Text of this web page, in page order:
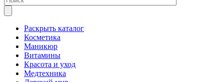
Раскрыть каталог
Косметика
Маникюр
Витамины
Красота и уход
Медтехника